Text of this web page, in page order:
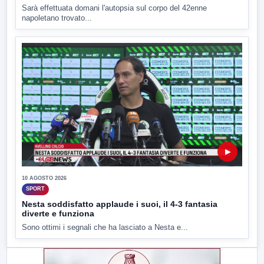
Sarà effettuata domani l'autopsia sul corpo del 42enne
napoletano trovato...
▶
10 AGOSTO 2026
SPORT
Nesta soddisfatto applaude i suoi, il 4-3 fantasia
diverte e funziona
Sono ottimi i segnali che ha lasciato a Nesta e...